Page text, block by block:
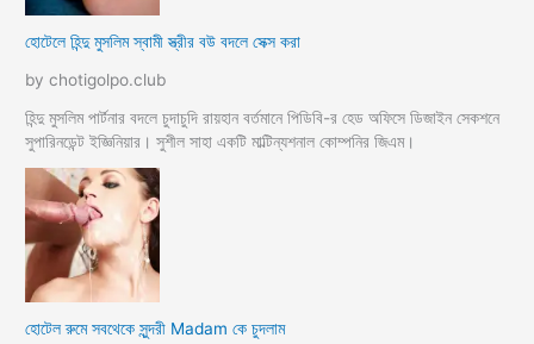
হোটেলে হিন্দু মুসলিম স্বামী স্ত্রীর বউ বদলে সেক্স করা
by chotigolpo.club
হিন্দু মুসলিম পার্টনার বদলে চুদাচুদি রায়হান বর্তমানে পিডিবি-র হেড অফিসে ডিজাইন সেকশনে
সুপারিনডেন্ট ইজ্ঞিনিয়ার। সুশীল সাহা একটি মাল্টিন্যশনাল কোম্পনির জিএম।
হোটেল রুমে সবথেকে সুন্দরী Madam কে চুদলাম